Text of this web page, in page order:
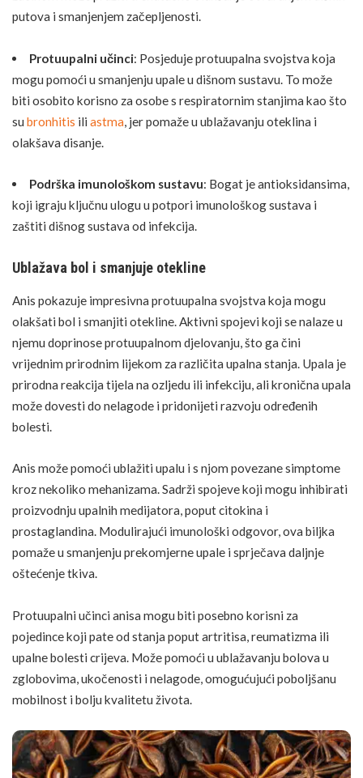
putova i smanjenjem začepljenosti.
Protuupalni učinci: Posjeduje protuupalna svojstva koja
mogu pomoći u smanjenju upale u dišnom sustavu. To može
biti osobito korisno za osobe s respiratornim stanjima kao što
su bronhitis ili astma , jer pomaže u ublažavanju oteklina i
olakšava disanje.
Podrška imunološkom sustavu: Bogat je antioksidansima,
koji igraju ključnu ulogu u potpori imunološkog sustava i
zaštiti dišnog sustava od infekcija.
Ublažava bol i smanjuje otekline
Anis pokazuje impresivna protuupalna svojstva koja mogu
olakšati bol i smanjiti otekline. Aktivni spojevi koji se nalaze u
njemu doprinose protuupalnom djelovanju, što ga čini
vrijednim prirodnim lijekom za različita upalna stanja. Upala je
prirodna reakcija tijela na ozljedu ili infekciju, ali kronična upala
može dovesti do nelagode i pridonijeti razvoju određenih
bolesti.
Anis može pomoći ublažiti upalu i s njom povezane simptome
kroz nekoliko mehanizama. Sadrži spojeve koji mogu inhibirati
proizvodnju upalnih medijatora, poput citokina i
prostaglandina. Modulirajući imunološki odgovor, ova biljka
pomaže u smanjenju prekomjerne upale i sprječava daljnje
oštećenje tkiva.
Protuupalni učinci anisa mogu biti posebno korisni za
pojedince koji pate od stanja poput artritisa, reumatizma ili
upalne bolesti crijeva. Može pomoći u ublažavanju bolova u
zglobovima, ukočenosti i nelagode, omogućujući poboljšanu
mobilnost i bolju kvalitetu života.